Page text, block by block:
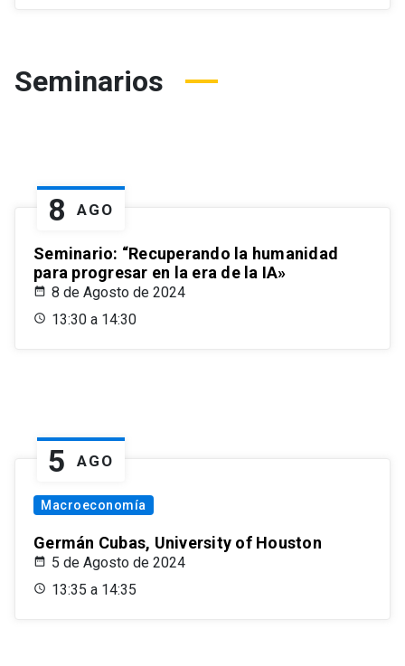
Seminarios
8 AGO
Seminario: “Recuperando la humanidad
para progresar en la era de la IA»
8 de Agosto de 2024
13:30 a 14:30
5 AGO
Macroeconomía
Germán Cubas, University of Houston
5 de Agosto de 2024
13:35 a 14:35